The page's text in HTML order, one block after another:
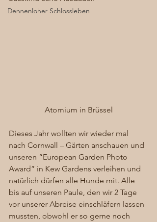
Dennenloher Schlossleben
Atomium in Brüssel
Dieses Jahr wollten wir wieder mal
nach Cornwall – Gärten anschauen und
unseren “European Garden Photo
Award” in Kew Gardens verleihen und
natürlich dürfen alle Hunde mit. Alle
bis auf unseren Paule, den wir 2 Tage
vor unserer Abreise einschläfern lassen
mussten, obwohl er so gerne noch